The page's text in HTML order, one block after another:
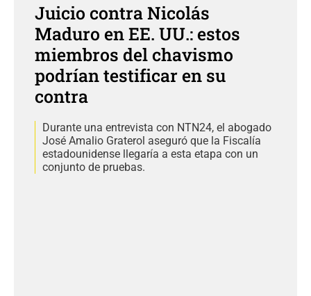
Juicio contra Nicolás
Maduro en EE. UU.: estos
miembros del chavismo
podrían testificar en su
contra
Durante una entrevista con NTN24, el abogado
José Amalio Graterol aseguró que la Fiscalía
estadounidense llegaría a esta etapa con un
conjunto de pruebas.